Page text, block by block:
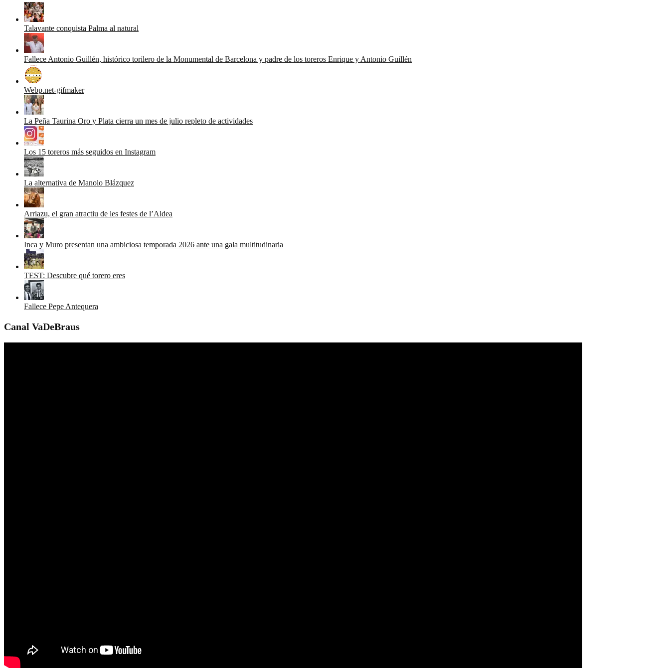
Talavante conquista Palma al natural
Fallece Antonio Guillén, histórico torilero de la Monumental de Barcelona y padre de los toreros Enrique y Antonio Guillén
Webp.net-gifmaker
La Peña Taurina Oro y Plata cierra un mes de julio repleto de actividades
Los 15 toreros más seguidos en Instagram
La alternativa de Manolo Blázquez
Arriazu, el gran atractiu de les festes de l’Aldea
Inca y Muro presentan una ambiciosa temporada 2026 ante una gala multitudinaria
TEST: Descubre qué torero eres
Fallece Pepe Antequera
Canal VaDeBraus